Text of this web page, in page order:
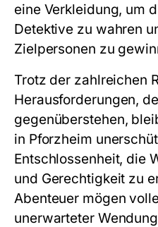
eine Verkleidung, um
Detektive zu wahren
Zielpersonen zu
Trotz der zahlreichen
Herausforderungen,
gegenüberstehen,
in Pforzheim
Entschlossenheit, die
und Gerechtigkeit zu
Abenteuer mögen
unerwarteter